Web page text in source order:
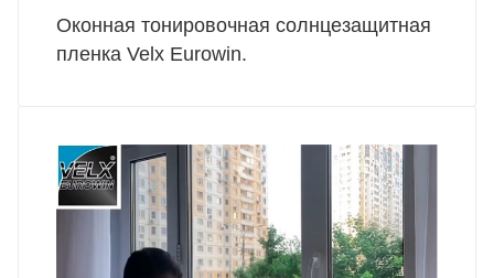
Оконная тонировочная солнцезащитная
пленка Velx Eurowin.